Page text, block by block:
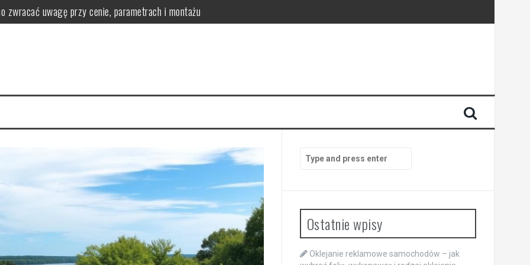
zwracać uwagę przy cenie, parametrach i montażu
wydmy (Słowiński Park Narodowy)
folię, wykonawcę i rodzaj oklejenia
for:
Ostatnie wpisy
Oklejanie reklamowe samochodów – jak